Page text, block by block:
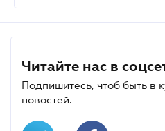
Читайте нас в
Подпишитесь, чтоб быть в
новостей.